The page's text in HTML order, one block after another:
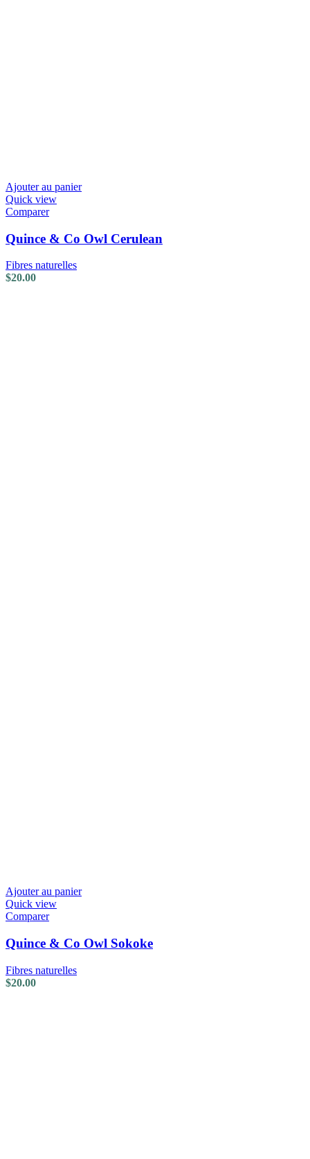
Ajouter au panier
Quick view
Comparer
Quince & Co Owl Cerulean
Fibres naturelles
$20.00
Ajouter au panier
Quick view
Comparer
Quince & Co Owl Sokoke
Fibres naturelles
$20.00